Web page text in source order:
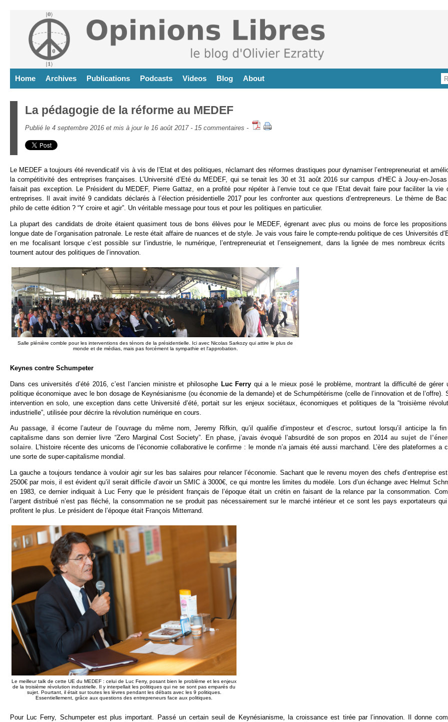
Home Archives Publications Podcasts Videos Blog About
La pédagogie de la réforme au MEDEF
Publié le 4 septembre 2016 et mis à jour le 16 août 2017 - 15 commentaires -
Le MEDEF a toujours été revendicatif vis à vis de l’Etat et des politiques, réclamant des réformes drastiques pour dynamiser l’entrepreneuriat et
la compétitivité des entreprises françaises. L’Université d’Eté du MEDEF, qui se tenait les 30 et 31 août 2016 sur campus d’HEC à Jouy-en-
faisait pas exception. Le Président du MEDEF, Pierre Gattaz, en a profité pour répéter à l’envie tout ce que l’Etat devait faire pour faciliter la vie
entreprises. Il avait invité 9 candidats déclarés à l’élection présidentielle 2017 pour les confronter aux questions d’entrepreneurs. Le thème de
philo de cette édition ? “Y croire et agir”. Un véritable message pour tous et pour les politiques en particulier.
La plupart des candidats de droite étaient quasiment tous de bons élèves pour le MEDEF, égrenant avec plus ou moins de force les
longue date de l’organisation patronale. Le reste était affaire de nuances et de style. Je vais vous faire le compte-rendu politique de ces Universités
en me focalisant lorsque c’est possible sur l’industrie, le numérique, l’entrepreneuriat et l’enseignement, dans la lignée de mes nombreux écrits
tournent autour des politiques de l’innovation.
Salle plénière comble pour les interventions des ténors de la présidentielle. Ici avec Nicolas Sarkozy qui attire le plus de
monde et de médias, mais pas forcément la sympathie et l'approbation.
Keynes contre Schumpeter
Dans ces universités d’été 2016, c’est l’ancien ministre et philosophe Luc Ferry qui a le mieux posé le problème, montrant la difficulté de gérer
politique économique avec le bon dosage de Keynésianisme (ou économie de la demande) et de Schumpétérisme (celle de l’innovation et de l’offre).
intervention en solo, une exception dans cette Université d’été, portait sur les enjeux sociétaux, économiques et politiques de la “troisième
industrielle”, utilisée pour décrire la révolution numérique en cours.
Au passage, il écorne l’auteur de l’ouvrage du même nom, Jeremy Rifkin, qu’il qualifie d’imposteur et d’escroc, surtout lorsqu’il anticipe la
capitalisme dans son dernier livre “Zero Marginal Cost Society”. En phase, j’avais évoqué l’absurdité de son propos en 2014au sujet de
solaire. L’histoire récente des unicorns de l’économie collaborative le confirme : le monde n’a jamais été aussi marchand. L’ère des plateformes a
une sorte de super-capitalisme mondial.
La gauche a toujours tendance à vouloir agir sur les bas salaires pour relancer l’économie. Sachant que le revenu moyen des chefs d’entreprise
2500€ par mois, il est évident qu’il serait difficile d’avoir un SMIC à 3000€, ce qui montre les limites du modèle. Lors d’un échange avec Helmut
en 1983, ce dernier indiquait à Luc Ferry que le président français de l’époque était un crétin en faisant de la relance par la consommation.
l’argent distribué n’est pas fléché, la consommation ne se produit pas nécessairement sur le marché intérieur et ce sont les pays exportateurs
profitent le plus. Le président de l’époque était François Mitterrand.
Le meilleur talk de cette UE du MEDEF : celui de Luc Ferry, posant bien le problème et les enjeux
de la troisième révolution industrielle. Il y interpellait les politiques qui ne se sont pas emparés du
sujet. Pourtant, il était sur toutes les lèvres pendant les débats avec les 9 politiques.
Essentiellement, grâce aux questions des entrepreneurs face aux politiques.
Pour Luc Ferry, Schumpeter est plus important. Passé un certain seuil de Keynésianisme, la croissance est tirée par l’innovation. Il donne